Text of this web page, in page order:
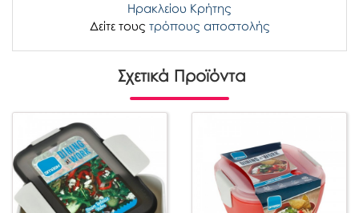
Ηρακλείου Κρήτης
Δείτε τους τρόπους αποστολής
Σχετικά Προϊόντα